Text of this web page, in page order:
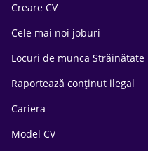
Creare CV
Cele mai noi joburi
Locuri de munca Străinătate
Raportează conținut ilegal
Cariera
Model CV